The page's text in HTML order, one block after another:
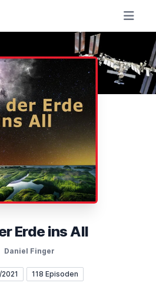
Erde ins All
Daniel Finger
118 Episoden